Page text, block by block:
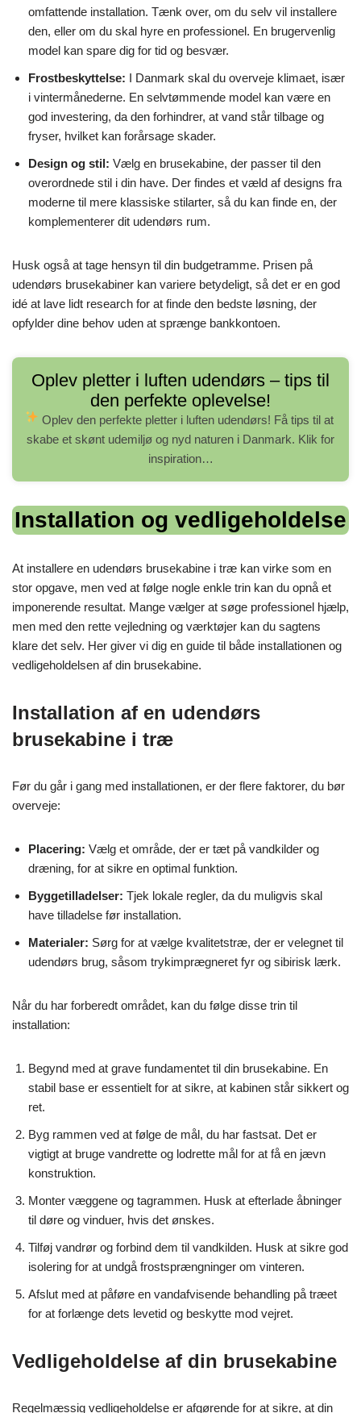
omfattende installation. Tænk over, om du selv vil installere
den, eller om du skal hyre en professionel. En brugervenlig
model kan spare dig for tid og besvær.
Frostbeskyttelse: I Danmark skal du overveje klimaet, især
i vintermånederne. En selvtømmende model kan være en
god investering, da den forhindrer, at vand står tilbage og
fryser, hvilket kan forårsage skader.
Design og stil: Vælg en brusekabine, der passer til den
overordnede stil i din have. Der findes et væld af designs fra
moderne til mere klassiske stilarter, så du kan finde en, der
komplementerer dit udendørs rum.
Husk også at tage hensyn til din budgetramme. Prisen på
udendørs brusekabiner kan variere betydeligt, så det er en god
idé at lave lidt research for at finde den bedste løsning, der
opfylder dine behov uden at sprænge bankkontoen.
Oplev pletter i luften udendørs – tips til
den perfekte oplevelse!
Oplev den perfekte pletter i luften udendørs! Få tips til at
skabe et skønt udemiljø og nyd naturen i Danmark. Klik for
inspiration…
Installation og vedligeholdelse
At installere en udendørs brusekabine i træ kan virke som en
stor opgave, men ved at følge nogle enkle trin kan du opnå et
imponerende resultat. Mange vælger at søge professionel hjælp,
men med den rette vejledning og værktøjer kan du sagtens
klare det selv. Her giver vi dig en guide til både installationen og
vedligeholdelsen af din brusekabine.
Installation af en udendørs
brusekabine i træ
Før du går i gang med installationen, er der flere faktorer, du bør
overveje:
Placering: Vælg et område, der er tæt på vandkilder og
dræning, for at sikre en optimal funktion.
Byggetilladelser: Tjek lokale regler, da du muligvis skal
have tilladelse før installation.
Materialer: Sørg for at vælge kvalitetstræ, der er velegnet til
udendørs brug, såsom trykimprægneret fyr og sibirisk lærk.
Når du har forberedt området, kan du følge disse trin til
installation:
Begynd med at grave fundamentet til din brusekabine. En
stabil base er essentielt for at sikre, at kabinen står sikkert og
ret.
Byg rammen ved at følge de mål, du har fastsat. Det er
vigtigt at bruge vandrette og lodrette mål for at få en jævn
konstruktion.
Monter væggene og tagrammen. Husk at efterlade åbninger
til døre og vinduer, hvis det ønskes.
Tilføj vandrør og forbind dem til vandkilden. Husk at sikre god
isolering for at undgå frostsprængninger om vinteren.
Afslut med at påføre en vandafvisende behandling på træet
for at forlænge dets levetid og beskytte mod vejret.
Vedligeholdelse af din brusekabine
Regelmæssig vedligeholdelse er afgørende for at sikre, at din